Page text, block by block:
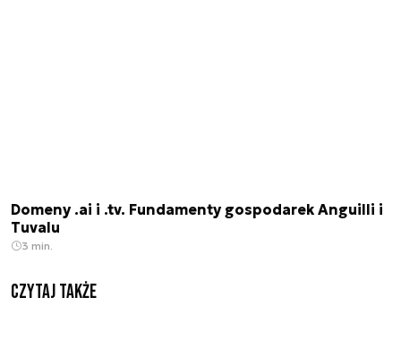
Domeny .ai i .tv. Fundamenty gospodarek Anguilli i
Tuvalu
3 min.
Czytaj także